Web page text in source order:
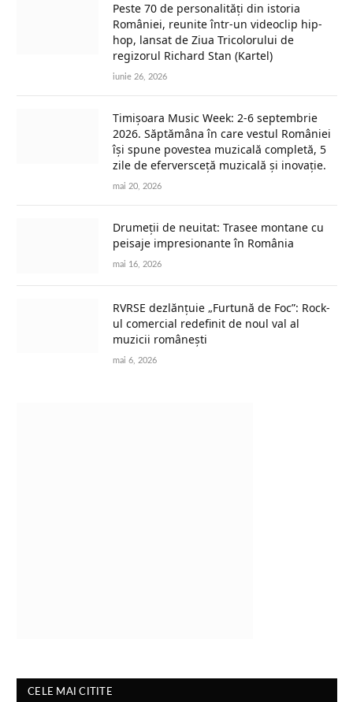
Peste 70 de personalități din istoria
României, reunite într-un videoclip hip-
hop, lansat de Ziua Tricolorului de
regizorul Richard Stan (Kartel)
iunie 26, 2026
Timișoara Music Week: 2-6 septembrie
2026. Săptămâna în care vestul României
își spune povestea muzicală completă, 5
zile de eferversceță muzicală și inovație.
mai 20, 2026
Drumeții de neuitat: Trasee montane cu
peisaje impresionante în România
mai 16, 2026
RVRSE dezlănțuie „Furtună de Foc”: Rock-
ul comercial redefinit de noul val al
muzicii românești
mai 6, 2026
CELE MAI CITITE